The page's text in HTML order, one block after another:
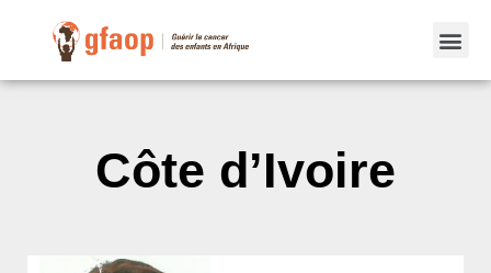
Côte d’Ivoire